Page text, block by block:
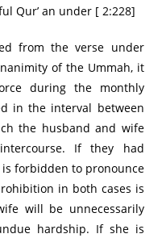
Qur’ an under [ 2:228]
from the verse under
of the Ummah, it
during the monthly
in the interval between
the husband and wife
If they had
forbidden to pronounce
in both cases is
will be unnecessarily
hardship. If she is